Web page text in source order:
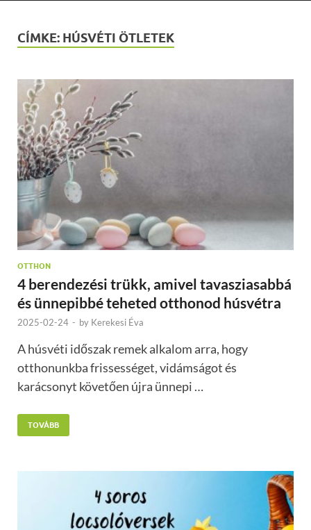
CÍMKE: HÚSVÉTI ÖTLETEK
OTTHON
4 berendezési trükk, amivel tavasziasabbá
és ünnepibbé teheted otthonod húsvétra
2025-02-24 - by Kerekesi Éva
A húsvéti időszak remek alkalom arra, hogy
otthonunkba frissességet, vidámságot és
karácsonyt követően újra ünnepi …
TOVÁBB